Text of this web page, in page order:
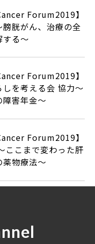
Forum2019】
膀胱がん、治療の全
する〜
Forum2019】
を考える会 協力〜
害年金〜
Forum2019】
ここまで変わった肝
物療法～